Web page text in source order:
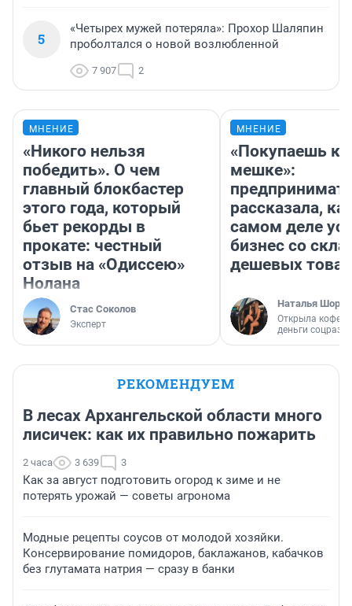
5
«Четырех мужей потеряла»: Прохор Шаляпин
проболтался о новой возлюбленной
7 907 2
МНЕНИЕ
«Никого нельзя
победить». О чем
главный блокбастер
этого года, который
бьет рекорды в
прокате: честный
отзыв на «Одиссею»
Нолана
Стас Соколов
Эксперт
МНЕНИЕ
«Покупаешь
мешке»:
рассказала,
самом деле
бизнес со
дешевых
Наталья
Открыла
деньги
РЕКОМЕНДУЕМ
В лесах Архангельской области много
лисичек: как их правильно пожарить
2 часа 3 639 3
Как за август подготовить огород к зиме и не
потерять урожай — советы агронома
Модные рецепты соусов от молодой хозяйки.
Консервирование помидоров, баклажанов, кабачков
без глутамата натрия — сразу в банки